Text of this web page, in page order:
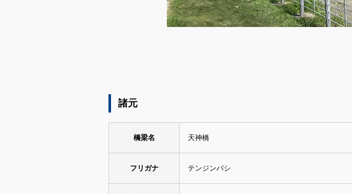
諸元
橋梁名 天神橋
フリガナ テンジンバシ